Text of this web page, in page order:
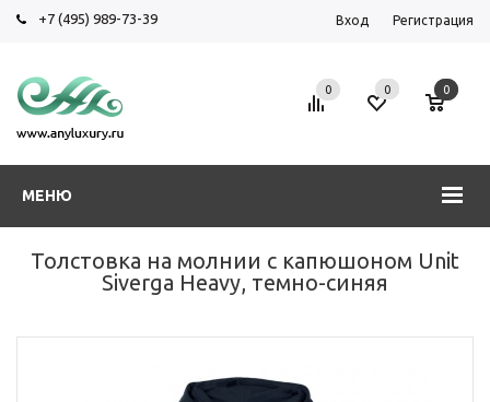
+7 (495) 989-73-39 Вход Регистрация
МЕНЮ
0 0 0
Толстовка на молнии с капюшоном Unit
Siverga Heavy, темно-синяя